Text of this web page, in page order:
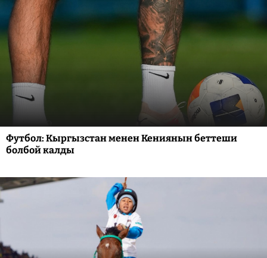
Футбол: Кыргызстан менен Кениянын беттеши
болбой калды